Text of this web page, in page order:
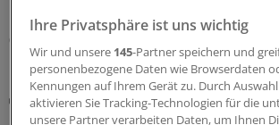
06.08.2026
Kardiovaskuläres Risiko bei
PREVENT-Score unterschätzt
Ihre Privatsphäre ist uns wichtig
Wir und unsere 145-Partner speichern und
personenbezogene Daten wie Browserdaten
Kennungen auf Ihrem Gerät zu. Durch
aktivieren Sie Tracking-Technologien für die
unsere Partner verarbeiten Daten, um Ihnen